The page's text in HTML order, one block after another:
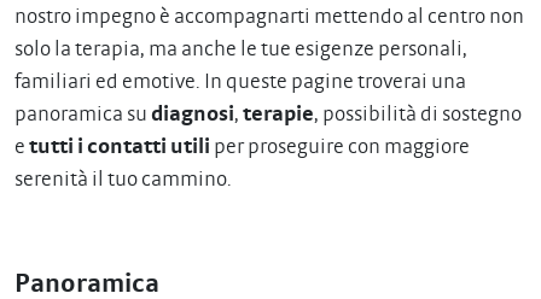
nostro impegno è accompagnarti mettendo al centro non
solo la terapia, ma anche le tue esigenze personali,
familiari ed emotive. In queste pagine troverai una
panoramica su diagnosi, terapie, possibilità di sostegno
e tutti i contatti utili per proseguire con maggiore
serenità il tuo cammino.
Panoramica